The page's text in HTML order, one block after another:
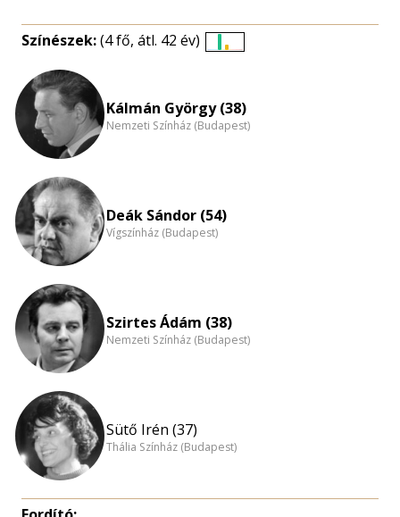
Színészek:(4 fő, átl. 42 év)
nagyítása
Kálmán György (38)
Nemzeti Színház (Budapest)
Deák Sándor (54)
Vígszínház (Budapest)
Szirtes Ádám (38)
Nemzeti Színház (Budapest)
Sütő Irén (37)
Thália Színház (Budapest)